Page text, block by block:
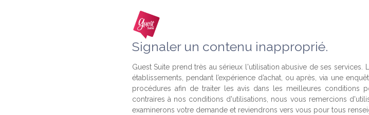
Signaler un contenu inapproprié.
Guest Suite prend très au sérieux l'utilisation abusive de ses
établissements, pendant l’expérience d’achat, ou après, via une
procédures afin de traiter les avis dans les meilleures conditions
contraires à nos conditions d'utilisations, nous vous remercions
examinerons votre demande et reviendrons vers vous pour tous